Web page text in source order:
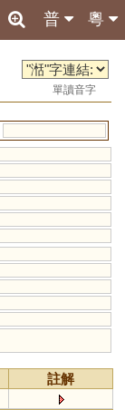
粵
普
單讀音字
註解